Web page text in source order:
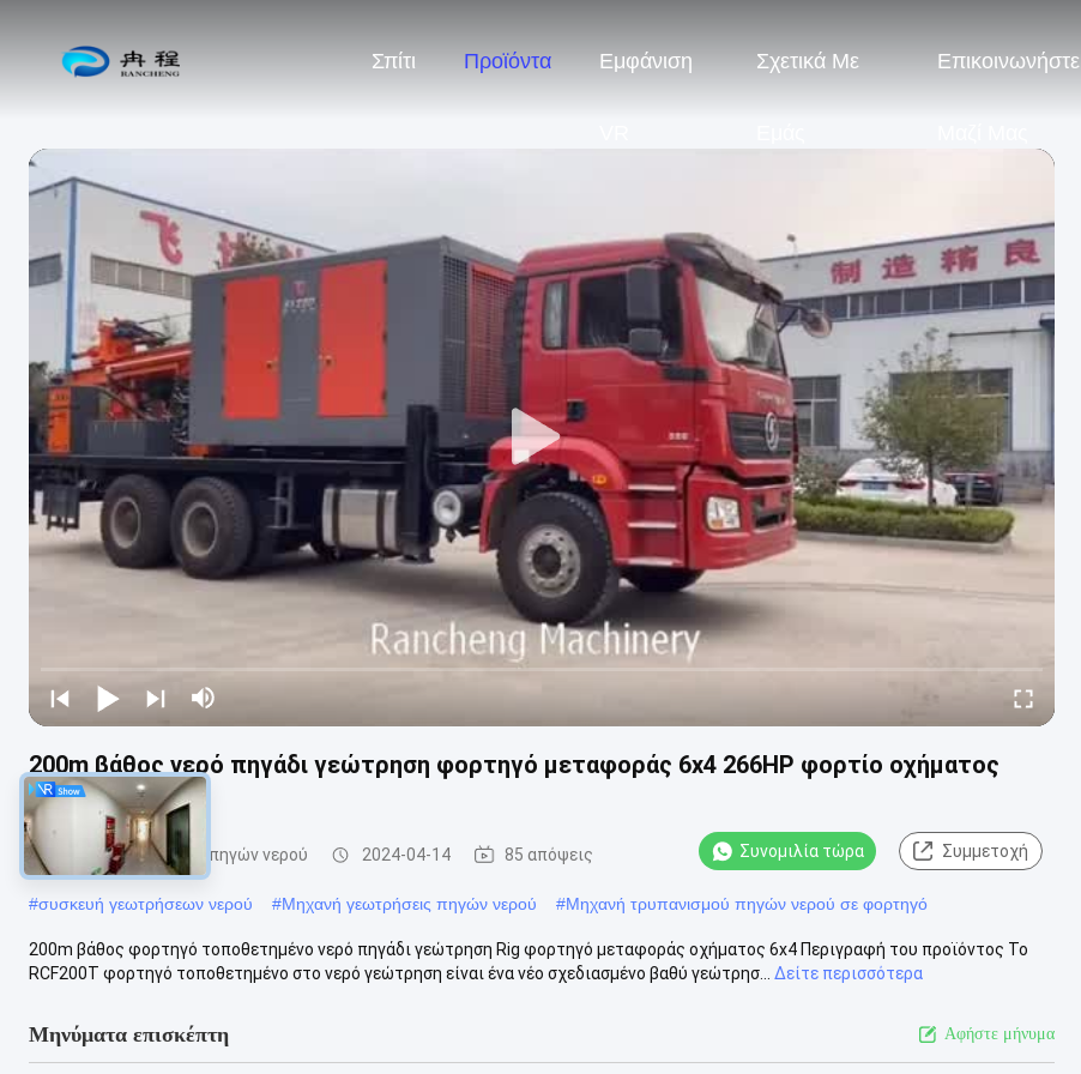
Σπίτι Προϊόντα Εμφάνιση Σχετικά Με Επικοινωνήστε
200m βάθος νερό πηγάδι γεώτρηση φορτηγό μεταφοράς 6x4 266HP φορτίο οχήματος
κινητήρα
Μηχανή γεώτρησης πηγών νερού 2024-04-14 85 απόψεις Συνομιλία τώρα Συμμετοχή
#συσκευή γεωτρήσεων νερού #Μηχανή γεωτρήσεις πηγών νερού #Μηχανή τρυπανισμού πηγών νερού σε φορτηγό
200m βάθος φορτηγό τοποθετημένο νερό πηγάδι γεώτρηση Rig φορτηγό μεταφοράς οχήματος 6x4 Περιγραφή του προϊόντος Το
RCF200T φορτηγό τοποθετημένο στο νερό γεώτρηση είναι ένα νέο σχεδιασμένο βαθύ γεώτρησ...
Δείτε περισσότερα
Μηνύματα επισκέπτη Αφήστε μήνυμα